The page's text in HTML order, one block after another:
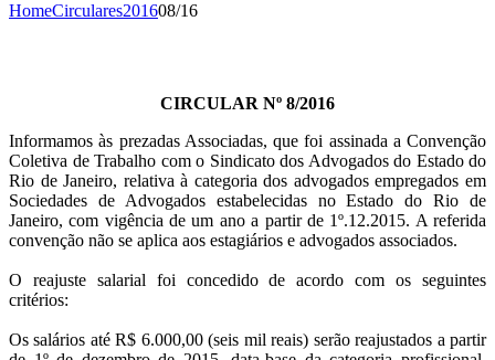
HomeCirculares201608/16
CIRCULAR Nº 8/2016
Informamos às prezadas Associadas, que foi assinada a Convenção
Coletiva de Trabalho com o Sindicato dos Advogados do Estado do
Rio de Janeiro, relativa à categoria dos advogados empregados em
Sociedades de Advogados estabelecidas no Estado do Rio de
Janeiro, com vigência de um ano a partir de 1º.12.2015. A referida
convenção não se aplica aos estagiários e advogados associados.
O reajuste salarial foi concedido de acordo com os seguintes
critérios:
Os salários até R$ 6.000,00 (seis mil reais) serão reajustados a partir